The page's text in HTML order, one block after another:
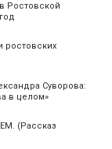
Ростовской
Суворова:
в целом»
(Рассказ